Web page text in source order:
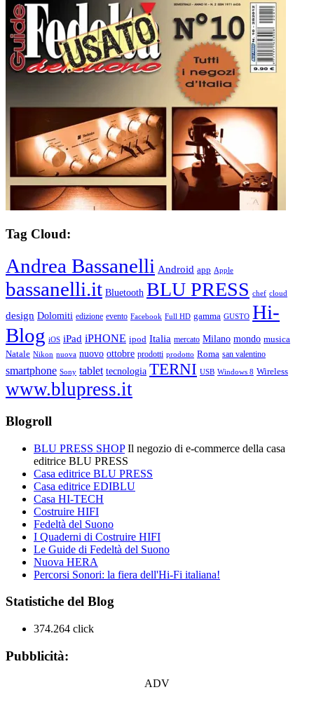
Tag Cloud:
Andrea Bassanelli Android app Apple
bassanelli.it Bluetooth BLU PRESS chef cloud
design Dolomiti edizione evento Facebook Full HD gamma GUSTO Hi-
Blog iOS iPad iPHONE ipod Italia mercato Milano mondo musica
Natale Nikon nuova nuovo ottobre prodotti prodotto Roma san valentino
smartphone Sony tablet tecnologia TERNI USB Windows 8 Wireless
www.blupress.it
Blogroll
BLU PRESS SHOPIl negozio di e-commerce della casa
editrice BLU PRESS
Casa editrice BLU PRESS
Casa editrice EDIBLU
Casa HI-TECH
Costruire HIFI
Fedeltà del Suono
I Quaderni di Costruire HIFI
Le Guide di Fedeltà del Suono
Nuova HERA
Percorsi Sonori: la fiera dell'Hi-Fi italiana!
Statistiche del Blog
374.264 click
Pubblicità:
ADV